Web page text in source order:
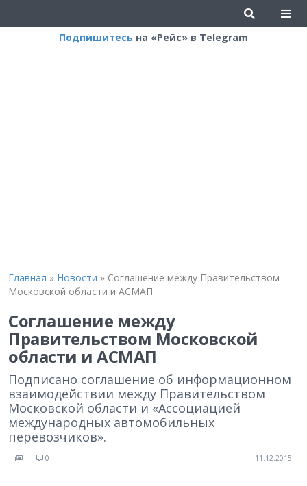
Подпишитесь на «Рейс» в Telegram
Главная » Новости » Соглашение между Правительством
Московской области и АСМАП
Соглашение между
Правительством Московской
области и АСМАП
Подписано соглашение об информационном
взаимодействии между Правительством
Московской области и «Ассоциацией
международных автомобильных
перевозчиков».
0 11.12.2015